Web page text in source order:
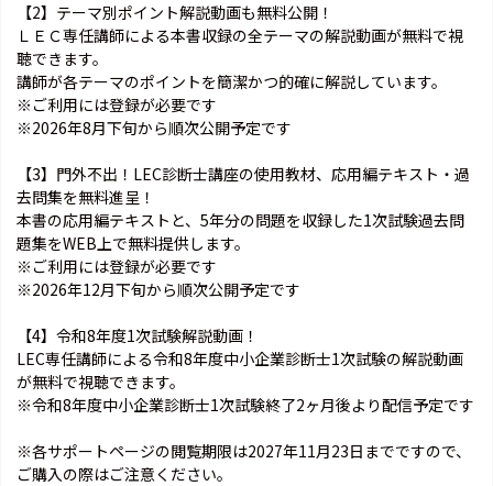
【2】テーマ別ポイント解説動画も無料公開！
ＬＥＣ専任講師による本書収録の全テーマの解説動画が無料で視
聴できます。
講師が各テーマのポイントを簡潔かつ的確に解説しています。
※ご利用には登録が必要です
※2026年8月下旬から順次公開予定です
【3】門外不出！LEC診断士講座の使用教材、応用編テキスト・過
去問集を無料進呈！
本書の応用編テキストと、5年分の問題を収録した1次試験過去問
題集をWEB上で無料提供します。
※ご利用には登録が必要です
※2026年12月下旬から順次公開予定です
【4】令和8年度1次試験解説動画！
LEC専任講師による令和8年度中小企業診断士1次試験の解説動画
が無料で視聴できます。
※令和8年度中小企業診断士1次試験終了2ヶ月後より配信予定です
※各サポートページの閲覧期限は2027年11月23日までですので、
ご購入の際はご注意ください。